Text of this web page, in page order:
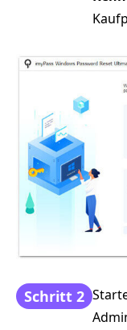
Schritt 2